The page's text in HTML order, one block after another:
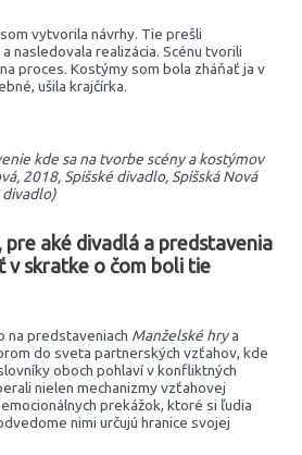
vytvorila návrhy. Tie prešli
nasledovala realizácia. Scénu tvorili
proces. Kostýmy som bola zháňať ja v
ušila krajčírka.
kde sa na tvorbe scény a kostýmov
2018, Spišské divadlo, Spišská Nová
divadlo)
aké divadlá a predstavenia
v skratke o čom boli tie
na predstaveniach Manželské hrya
do sveta partnerských vzťahov, kde
oboch pohlaví v konfliktných
nielen mechanizmy vzťahovej
prekážok, ktoré si ľudia
nimi určujú hranice svojej